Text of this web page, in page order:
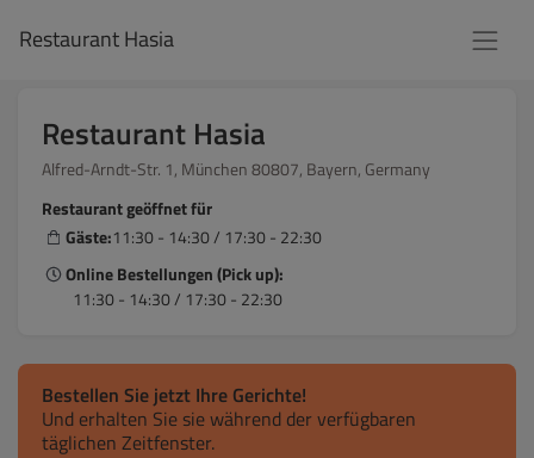
Restaurant Hasia
Restaurant Hasia
Alfred-Arndt-Str. 1, München 80807, Bayern, Germany
Restaurant geöffnet für
Gäste:11:30 - 14:30 / 17:30 - 22:30
Online Bestellungen (Pick up):
11:30 - 14:30 / 17:30 - 22:30
Bestellen Sie jetzt Ihre Gerichte!
Und erhalten Sie sie während der verfügbaren
täglichen Zeitfenster.